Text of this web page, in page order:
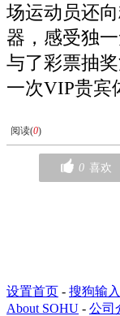
场运动员还
器，感受独
与了彩票抽
一次VIP贵宾
阅读(0)
0 喜欢
设置首页 - 搜狗输
About SOHU - 公司